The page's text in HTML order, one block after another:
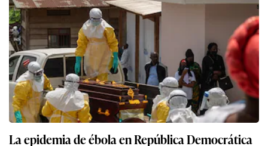
La epidemia de ébola en República Democrática